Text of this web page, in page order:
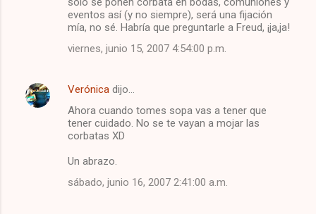
eventos así (y no siempre), será una fijación
mía, no sé. Habría que preguntarle a Freud, ¡ja,ja!
viernes, junio 15, 2007 4:54:00 p.m.
Verónica dijo…
Ahora cuando tomes sopa vas a tener que
tener cuidado. No se te vayan a mojar las
corbatas XD
Un abrazo.
sábado, junio 16, 2007 2:41:00 a.m.